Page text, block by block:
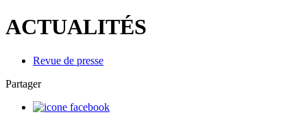
ACTUALITÉS
Revue de presse
Partager